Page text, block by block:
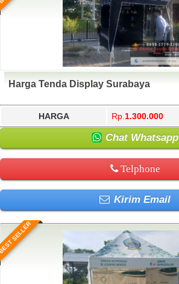
Harga Tenda Display Surabaya
HARGA Rp. 1.300.000
Chat Whatsapp
Telphone
Kirim Email
SELLER